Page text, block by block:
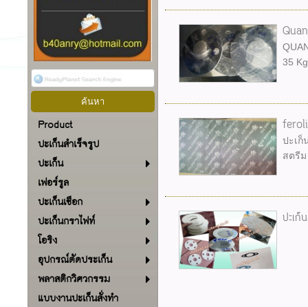
Product
ปะเก็นสำเร็จรูป
ปะเก็น
เฟอร์รูล
ปะเก็นเชือก
ปะเก็นกราไฟท์
โอริง
อุปกรณ์ตัดประเก็น
พลาสติกวิศวกรรม
แบบงานปะเก็นสั่งทำ
35
ปะเก็
สตรีม
ปะเก็